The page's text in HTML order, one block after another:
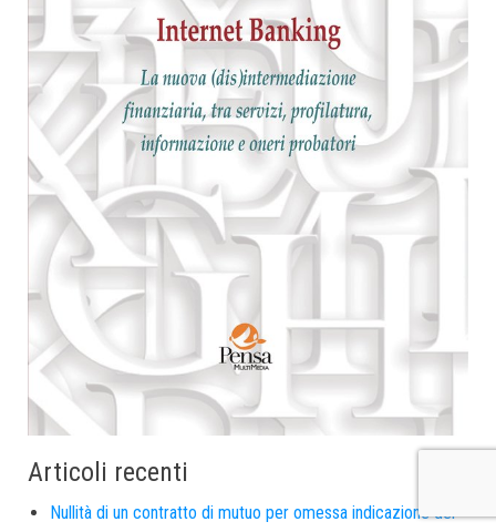
Articoli recenti
Nullità di un contratto di mutuo per omessa indicazione del